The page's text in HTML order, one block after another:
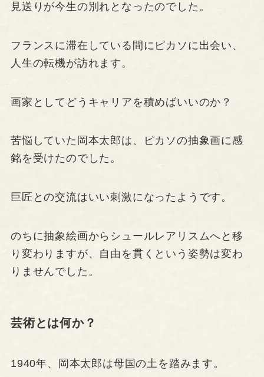
見送りが今生の別れとなったのでした。
フランスに滞在している間にピカソに出会い、
人生の転機が訪れます。
画家としてどうキャリアを積めばいいのか？
苦悩していた岡本太郎は、ピカソの抽象画に感
銘を受けたのでした。
巨匠との交流はいい刺激になったようです。
のちに抽象絵画からシュールレアリスムへと移
り変わりますが、自由を貫くという姿勢は変わ
りませんでした。
芸術とは何か？
1940年、岡本太郎は母国の土を踏みます。